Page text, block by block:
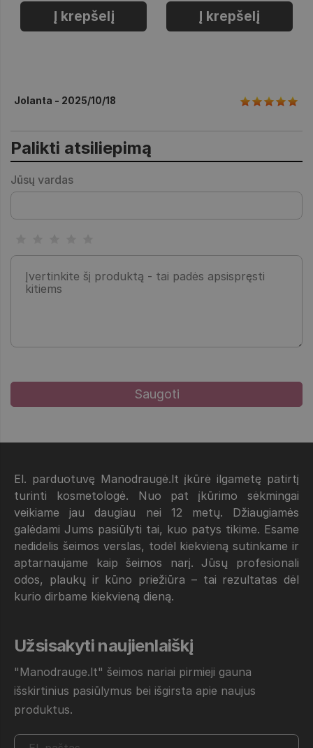
Į krepšelį Į krepšelį
Jolanta - 2025/10/18
Palikti atsiliepimą
Jūsų vardas
El. parduotuvę Manodraugė.lt įkūrė ilgametę patirtį
turinti kosmetologė. Nuo pat įkūrimo sėkmingai
veikiame jau daugiau nei 12 metų. Džiaugiamės
galėdami Jums pasiūlyti tai, kuo patys tikime. Esame
nedidelis šeimos verslas, todėl kiekvieną sutinkame ir
aptarnaujame kaip šeimos narį. Jūsų profesionali
odos, plaukų ir kūno priežiūra – tai rezultatas dėl
kurio dirbame kiekvieną dieną.
Užsisakyti naujienlaiškį
"Manodrauge.lt" šeimos nariai pirmieji gauna
išskirtinius pasiūlymus bei išgirsta apie naujus
produktus.